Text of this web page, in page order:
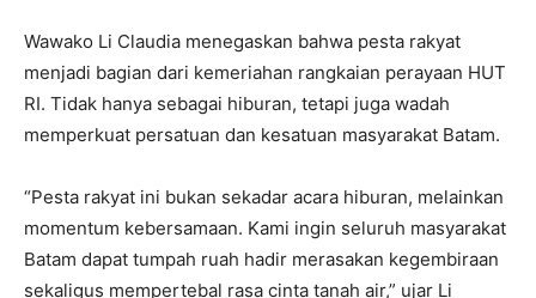
Wawako Li Claudia menegaskan bahwa pesta rakyat
menjadi bagian dari kemeriahan rangkaian perayaan HUT
RI. Tidak hanya sebagai hiburan, tetapi juga wadah
memperkuat persatuan dan kesatuan masyarakat Batam.
“Pesta rakyat ini bukan sekadar acara hiburan, melainkan
momentum kebersamaan. Kami ingin seluruh masyarakat
Batam dapat tumpah ruah hadir merasakan kegembiraan
sekaligus mempertebal rasa cinta tanah air,” ujar Li